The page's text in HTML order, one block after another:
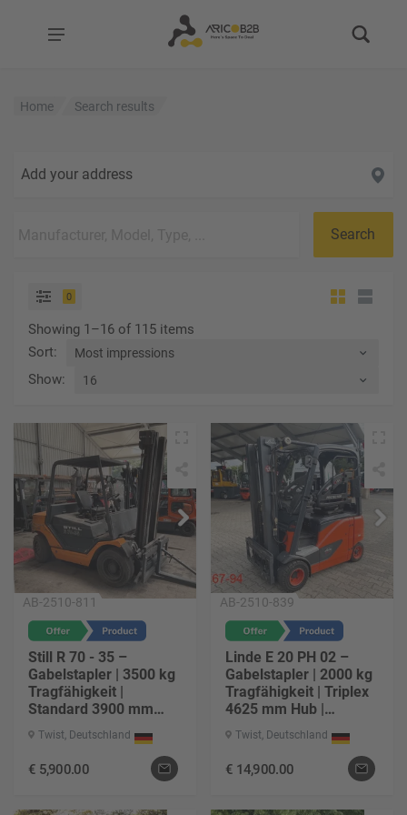
Home Search results
Add your address
Search
0
Showing 1–16 of 115 items
Sort:
Show:
AB-2510-811
Still R 70 - 35 –
Gabelstapler | 3500 kg
Tragfähigkeit |
Standard 3900 mm
Hub | Diesel-Antrieb |
Baujahr 1997 | ca.
3590 h | Gabel 1200
mm | Freihub 150 mm
Twist, Deutschland
€ 5,900.00
AB-2510-839
Linde E 20 PH 02 –
Gabelstapler | 2000 kg
Tragfähigkeit | Triplex
4625 mm Hub |
Elektro-Antrieb |
Baujahr 2015 | ca.
6791 h | Gabel 1200
mm | Freihub 1500 mm
Twist, Deutschland
€ 14,900.00